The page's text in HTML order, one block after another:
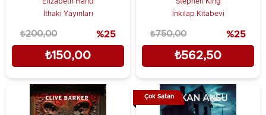
İthaki Yayınları
₺150,00
₺200,00 %25
İnkılap Kitabevi
₺562,50
₺750,00 %25
Çok Satan